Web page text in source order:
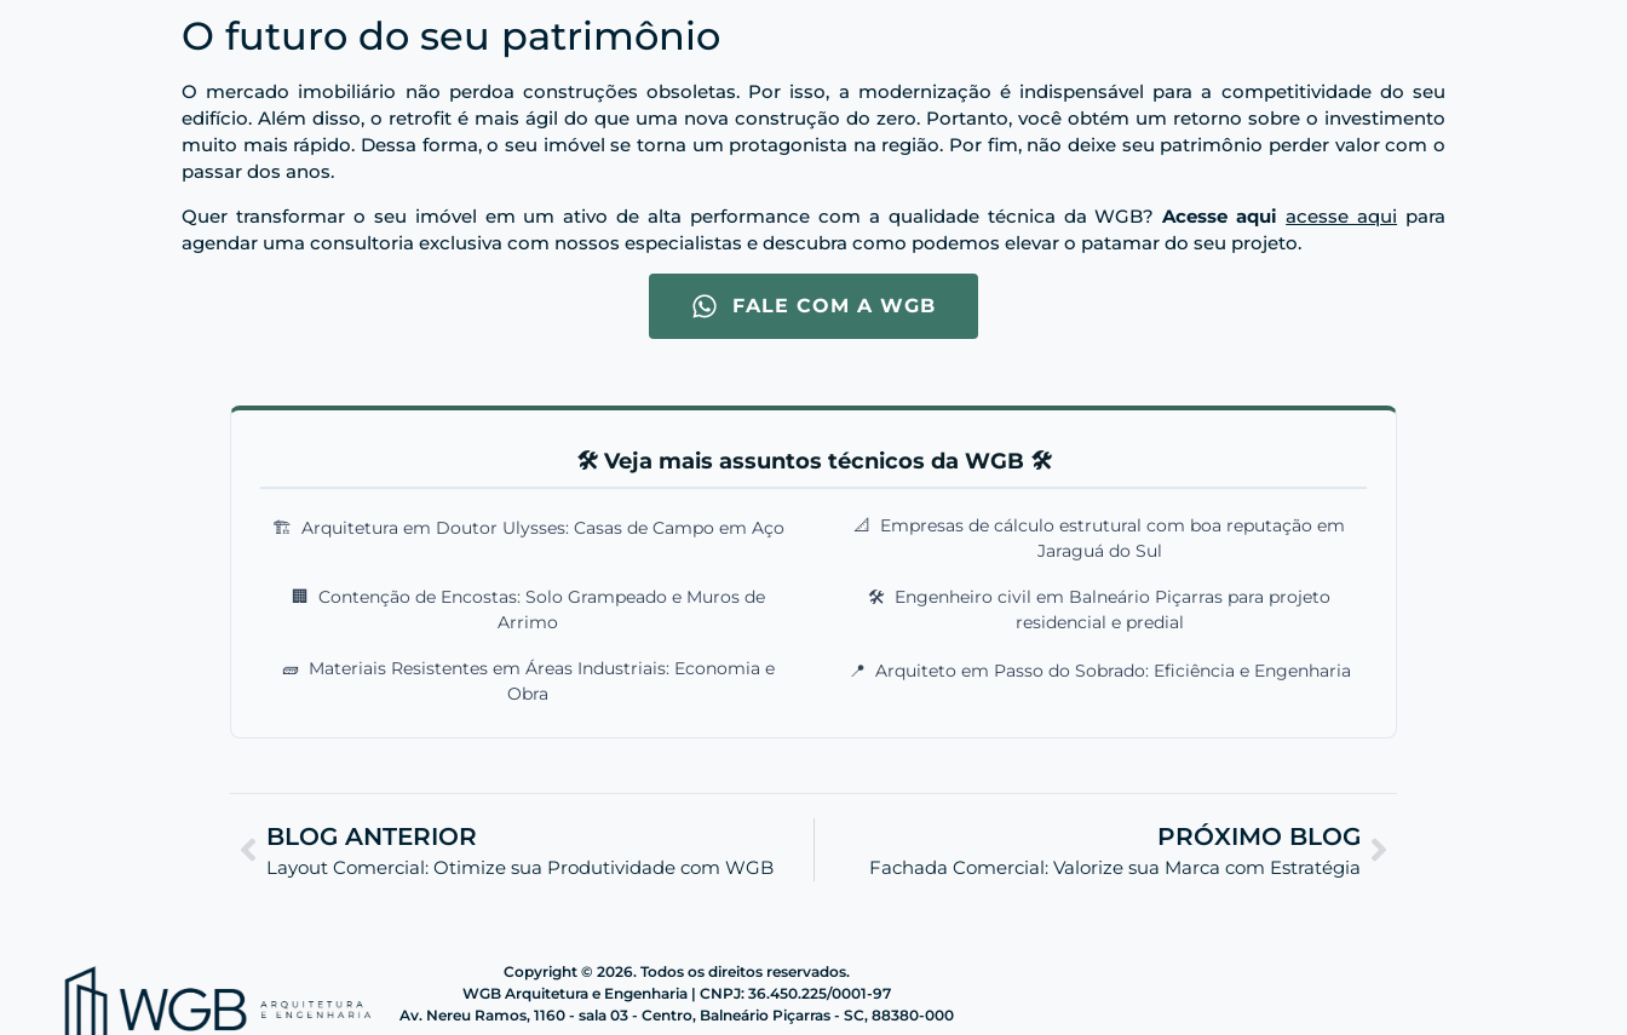
O futuro do seu patrimônio
O mercado imobiliário não perdoa construções obsoletas. Por isso, a modernização é indispensável para a competitividade do seu
edifício. Além disso, o retrofit é mais ágil do que uma nova construção do zero. Portanto, você obtém um retorno sobre o investimento
muito mais rápido. Dessa forma, o seu imóvel se torna um protagonista na região. Por fim, não deixe seu patrimônio perder valor com o
passar dos anos.
Quer transformar o seu imóvel em um ativo de alta performance com a qualidade técnica da WGB?Acesse aqui acesse aqui para
agendar uma consultoria exclusiva com nossos especialistas e descubra como podemos elevar o patamar do seu projeto.
FALE COM A WGB
🛠️ Veja mais assuntos técnicos da WGB 🛠️
🏗️ Arquitetura em Doutor Ulysses: Casas de Campo em Aço 📐 Empresas de cálculo estrutural com boa reputação em
Jaraguá do Sul
🏢 Contenção de Encostas: Solo Grampeado e Muros de
Arrimo
🛠️ Engenheiro civil em Balneário Piçarras para projeto
residencial e predial
🧱 Materiais Resistentes em Áreas Industriais: Economia e
Obra
📍 Arquiteto em Passo do Sobrado: Eficiência e Engenharia
BLOG ANTERIOR
Layout Comercial: Otimize sua Produtividade com WGB
PRÓXIMO BLOG
Fachada Comercial: Valorize sua Marca com Estratégia
Copyright © 2026. Todos os direitos reservados.
WGB Arquitetura e Engenharia | CNPJ: 36.450.225/0001-97
Av. Nereu Ramos, 1160 - sala 03 - Centro, Balneário Piçarras - SC, 88380-000